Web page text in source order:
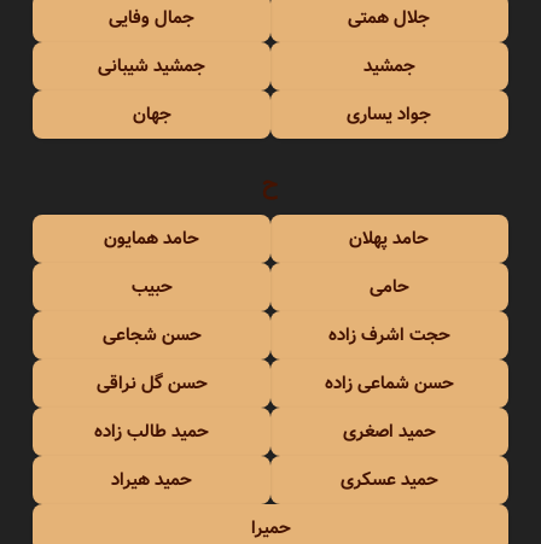
جلال همتی
جمال وفایی
جمشید
جمشید شیبانی
جواد یساری
جهان
ح
حامد پهلان
حامد همایون
حامی
حبیب
حجت اشرف زاده
حسن شجاعی
حسن شماعی زاده
حسن گل نراقی
حمید اصغری
حمید طالب زاده
حمید عسکری
حمید هیراد
حمیرا